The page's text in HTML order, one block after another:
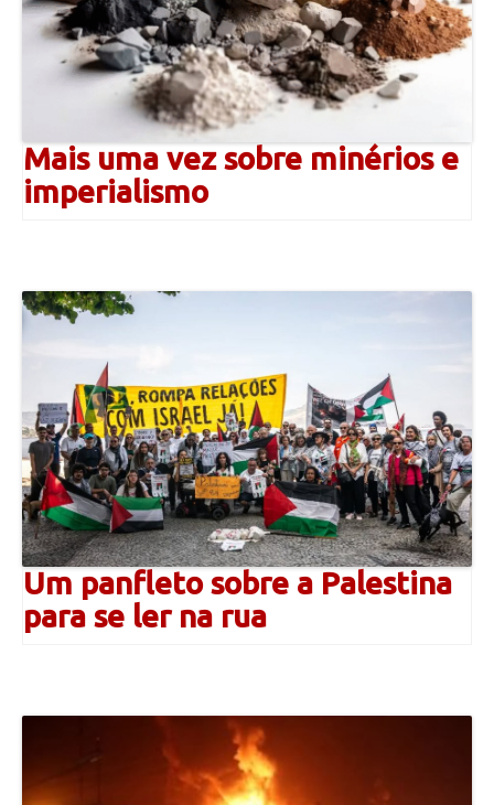
Mais uma vez sobre minérios e
imperialismo
Um panfleto sobre a Palestina
para se ler na rua